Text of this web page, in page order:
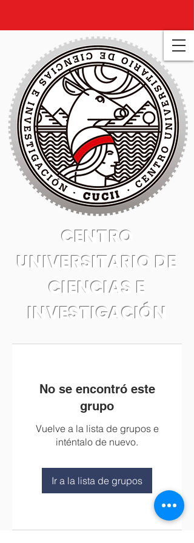
CENTRO
UNIVERSITARIO DE
CIENCIAS E
INVESTIGACIÓN
No se encontró este
grupo
Vuelve a la lista de grupos e
inténtalo de nuevo.
Ir a la lista de grupos